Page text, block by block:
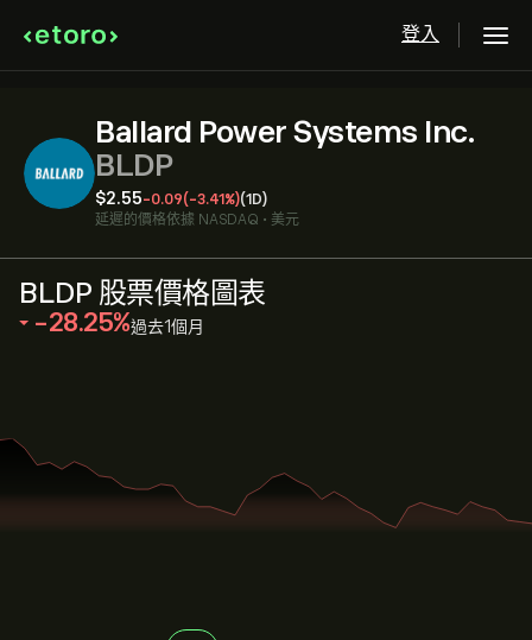
登入
Ballard Power Systems Inc.
BLDP
‎$‎2.55-0.09(-3.41%)(1D)
延遲的價格依據 NASDAQ • 美元
BLDP 股票價格圖表
‎-28.25‎ 過去1個月